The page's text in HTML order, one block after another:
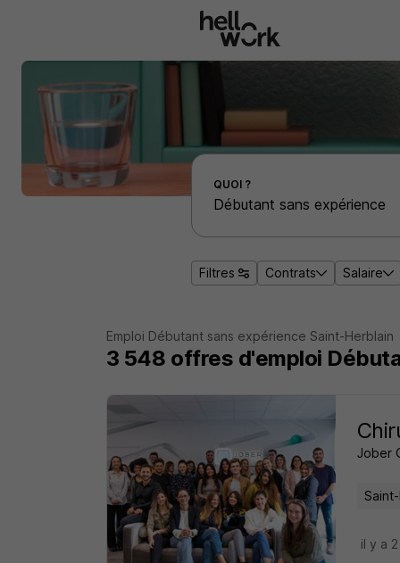
Effectuer une recherche d'emploi par localité
QUOI ?
Filtres Contrats Salaire
Emploi Débutant sans expérience Saint-Herblain
3 548 offres d'emploi
Jober
il y a